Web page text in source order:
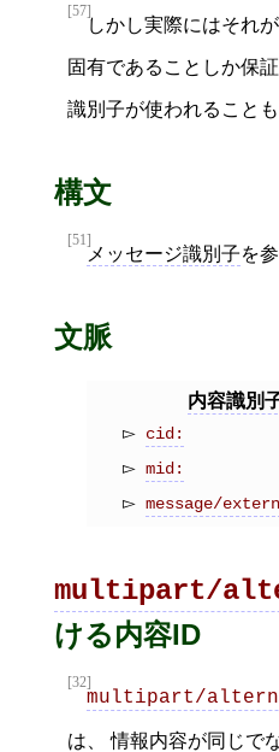
[57]
しかし実際にはそれ
固有であることしか保
識別子が使われることも
構文
[51]
メッセージ識別子を参
文脈
内容識別
cid:
mid:
message/
multipart/
ける内容ID
[32]
multipart/
は、 情報内容が同じで